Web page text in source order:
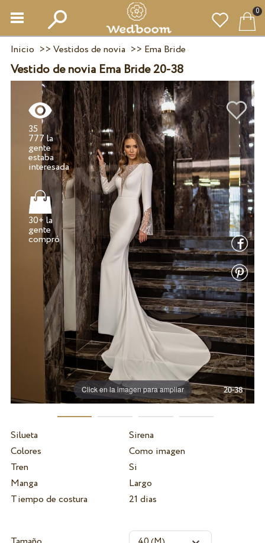
0
Inicio >> Vestidos de novia >> Ema Bride
Vestido de novia Ema Bride 20-38
Click en la imagen para ampliar
35
777 la
gente
estaba
interesada
30+ la
gente
compró
Silueta
Sirena
Colores
Como imagen
Tren
Si
Manga
Largo
Tiempo de costura
21 dias